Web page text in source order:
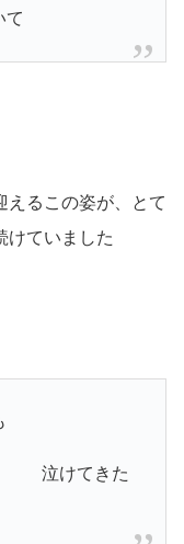
えるこの姿が、とて
けていました
泣けてきた